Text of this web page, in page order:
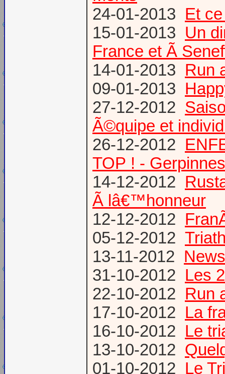
24-01-2013 Et
15-01-2013 Un
France et Ã
14-01-2013 Run
09-01-2013
27-12-2012
Ã©quipe et
26-12-2012
TOP ! - Gerpinnes
14-12-2012
Ã lâ€™honneur
12-12-2012
05-12-2012
13-11-2012
31-10-2012 Les
22-10-2012 Run
17-10-2012 La
16-10-2012 Le
13-10-2012
01-10-2012 Le